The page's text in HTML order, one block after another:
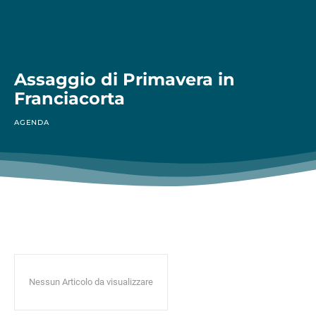
Assaggio di Primavera in
Franciacorta
AGENDA
Nessun Articolo da visualizzare